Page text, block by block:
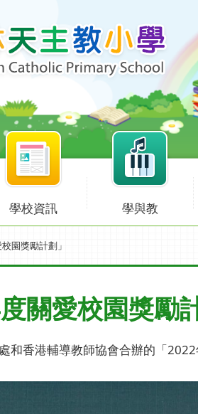
學校資訊 學與教
園獎勵計劃」
關愛校園獎勵
和香港輔導教師協會合辦的「